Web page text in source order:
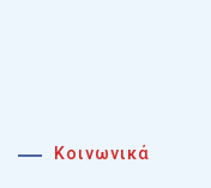
Κοινωνικά